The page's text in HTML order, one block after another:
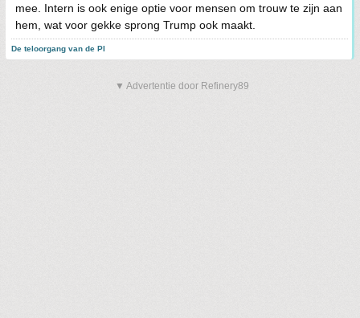
mee. Intern is ook enige optie voor mensen om trouw te zijn aan
hem, wat voor gekke sprong Trump ook maakt.
De teloorgang van de PI
▼ Advertentie door Refinery89